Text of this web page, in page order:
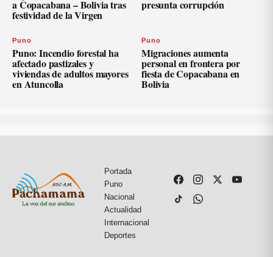
a Copacabana – Bolivia tras
festividad de la Virgen
presunta corrupción
Puno
Puno: Incendio forestal ha
afectado pastizales y
viviendas de adultos mayores
en Atuncolla
Puno
Migraciones aumenta
personal en frontera por
fiesta de Copacabana en
Bolivia
Portada
Puno
Nacional
Actualidad
Internacional
Deportes